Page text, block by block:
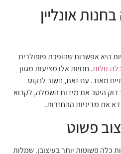
אונליין
היא אפשרות שהופכת פופולרית
זולות. חנויות אלו מציעות מגוון
מאוד. עם זאת, חשוב לנקוט
היטב את מידות השמלה, לקרוא
את מדיניות ההחזרות.
פשוט
כלה פשוטות יותר בעיצובן. שמלות